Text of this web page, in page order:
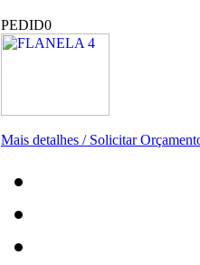
PEDID0
Mais detalhes / Solicitar